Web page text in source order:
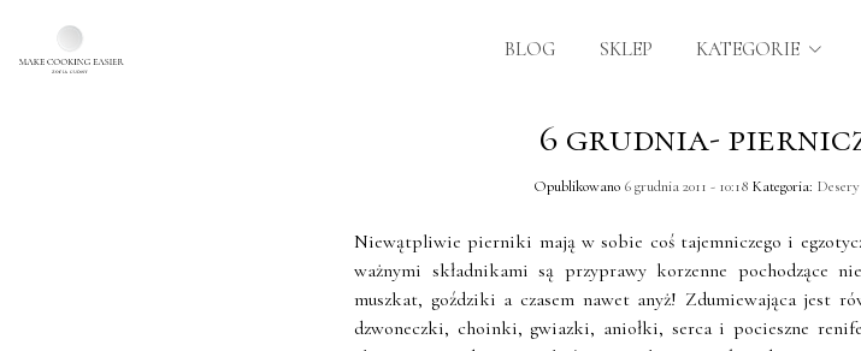
BLOG SKLEP KATEGORIE
6 grudnia-
Opublikowano 6 grudnia 2011 - 10:18 Kategoria: Desery
Niewątpliwie pierniki mają w sobie coś tajemniczego i
ważnymi składnikami są przyprawy korzenne pochodzące
muszkat, goździki a czasem nawet anyż! Zdumiewająca jest
dzwoneczki, choinki, gwiazki, aniołki, serca i pocieszne